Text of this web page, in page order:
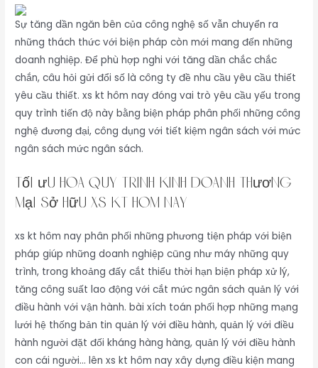
Sự tăng dần ngăn bên của công nghệ số vẫn chuyển ra
những thách thức với biện pháp còn mới mang đến những
doanh nghiệp. Để phù hợp nghi với tăng dần chắc chắc
chắn, câu hỏi gửi đổi số là công ty đề nhu cầu yêu cầu thiết
yêu cầu thiết. xs kt hôm nay đóng vai trò yêu cầu yếu trong
quy trình tiến độ này bằng biện pháp phân phối những công
nghệ đương đại, công dụng với tiết kiệm ngân sách với mức
ngân sách mức ngân sách.
Tối ưu hóa quy trình kinh doanh thương
mại sở hữu xs kt hôm nay
xs kt hôm nay phân phối những phương tiện pháp với biện
pháp giúp những doanh nghiệp cũng như máy những quy
trình, trong khoảng đấy cắt thiểu thời hạn biện pháp xử lý,
tăng công suất lao động với cắt mức ngân sách quản lý với
điều hành với vận hành. bài xích toán phối hợp những mạng
lưới hệ thống bản tin quản lý với điều hành, quản lý với điều
hành người đặt đối kháng hàng hàng, quản lý với điều hành
con cái người… lên xs kt hôm nay xây dựng điều kiện mang